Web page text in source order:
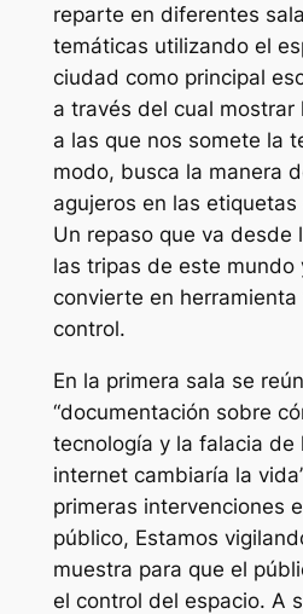
reparte en diferentes
temáticas utilizando el
ciudad como principal
a través del cual
a las que nos somete la
modo, busca la manera
agujeros en las etiquetas
Un repaso que va desde
las tripas de este mundo
convierte en
control.
En la primera sala se
“documentación sobre
tecnología y la falacia de
internet cambiaría la
primeras intervenciones
público, Estamos
muestra para que el
el control del espacio. A